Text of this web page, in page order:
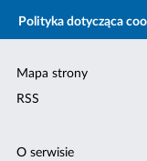
Polityka dotycząca
Mapa strony
RSS
O serwisie